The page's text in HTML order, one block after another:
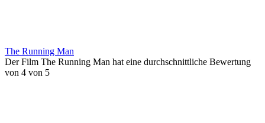
The Running Man
Der Film The Running Man hat eine durchschnittliche Bewertung
von 4 von 5